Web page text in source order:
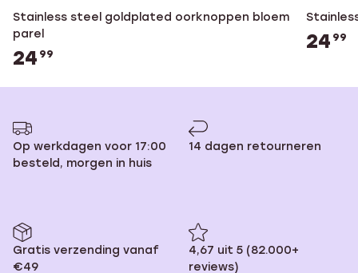
Stainless steel goldplated oorknoppen bloem
parel
24 99
24 99
Op werkdagen voor 17:00
besteld, morgen in huis
14 dagen retourneren
Gratis verzending vanaf
€49
4,67 uit 5 (82.000+
reviews)